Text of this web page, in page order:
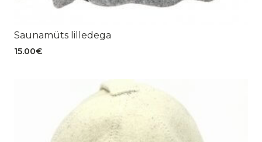
Saunamüts lilledega
15.00€